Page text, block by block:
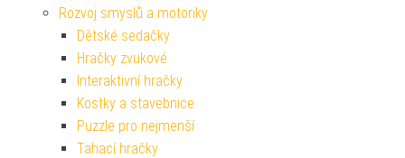
Rozvoj smyslů a motoriky
Dětské sedačky
Hračky zvukové
Interaktivní hračky
Kostky a stavebnice
Puzzle pro nejmenší
Tahací hračky